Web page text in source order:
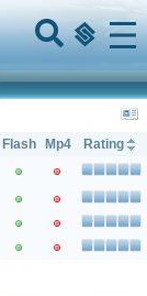
Menu
Flash Mp4
Rating